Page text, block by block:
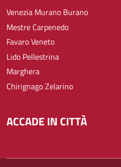
Venezia Murano Burano
Mestre Carpenedo
Favaro Veneto
Lido Pellestrina
Marghera
Chirignago Zelarino
ACCADE IN CITTÀ